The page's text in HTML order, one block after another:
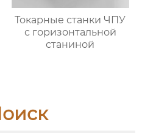
Токарные станки ЧПУ
с горизонтальной
станиной